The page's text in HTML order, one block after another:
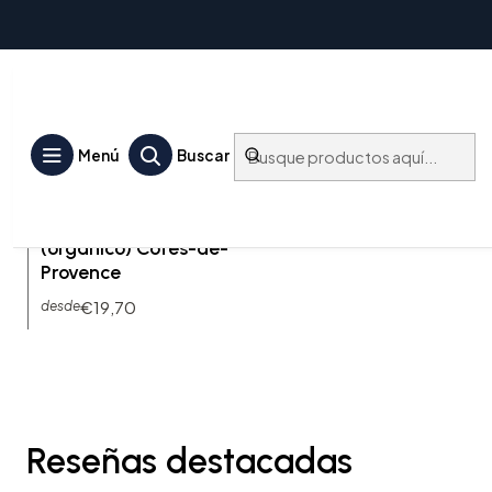
Menú Buscar
(organico) Côtes-de-
Provence
desde€19,70
Reseñas destacadas